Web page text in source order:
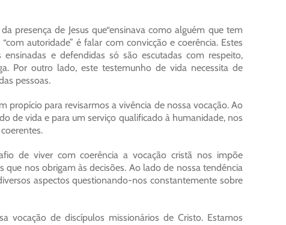
presença de Jesus que“ensinava como alguém que tem
autoridade” é falar com convicção e coerência. Estes
e defendidas só são escutadas com respeito,
Por outro lado, este testemunho de vida necessita de
pessoas.
para revisarmos a vivência de nossa vocação. Ao
de vida e para um serviço qualificado à humanidade, nos
de viver com coerência a vocação cristã nos impõe
nos obrigam às decisões. Ao lado de nossa tendência
aspectos questionando-nos constantemente sobre
de discípulos missionários de Cristo. Estamos